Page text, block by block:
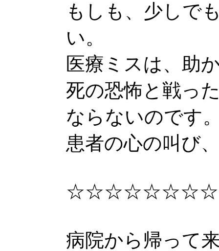
もしも、少しで
い。
医療ミスは、助
死の恐怖と戦っ
ならないのです
患者の心の叫び
病院から帰って